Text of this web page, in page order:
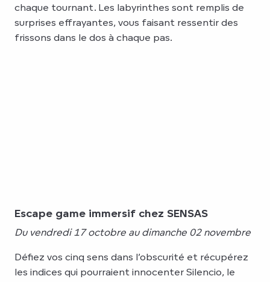
chaque tournant. Les labyrinthes sont remplis de
surprises effrayantes, vous faisant ressentir des
frissons dans le dos à chaque pas.
Escape game immersif chez SENSAS
Du vendredi 17 octobre au dimanche 02 novembre
Défiez vos cinq sens dans l’obscurité et récupérez
les indices qui pourraient innocenter Silencio, le